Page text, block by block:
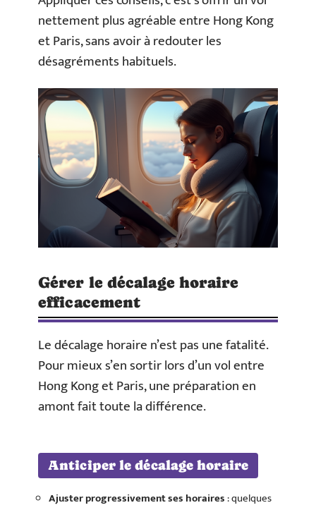
nettement plus agréable entre Hong Kong
et Paris, sans avoir à redouter les
désagréments habituels.
Gérer le décalage horaire
efficacement
Le décalage horaire n’est pas une fatalité.
Pour mieux s’en sortir lors d’un vol entre
Hong Kong et Paris, une préparation en
amont fait toute la différence.
Anticiper le décalage horaire
Ajuster progressivement ses horaires: quelques